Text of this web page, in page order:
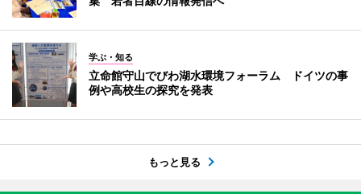
学ぶ・知る
立命館守山でびわ湖水環境フォーラム ドイツの事
例や高校生の探究を発表
もっと見る